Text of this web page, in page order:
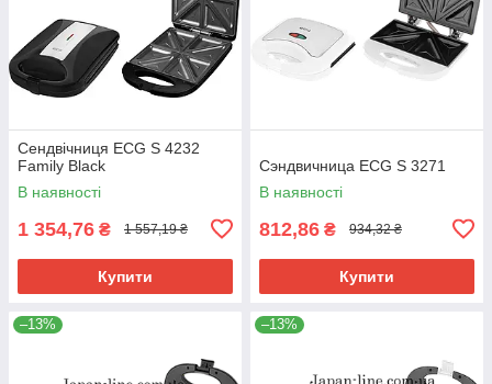
Сендвічниця ECG S 4232
Family Black
В наявності
1 354,76 ₴ 1 557,19 ₴
Купити
Сэндвичница ECG S 3271
В наявності
812,86 ₴ 934,32 ₴
Купити
–13% –13%